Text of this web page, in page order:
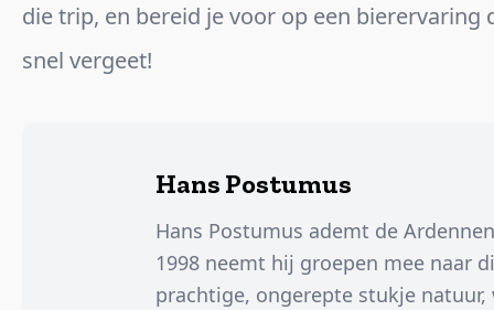
die trip, en bereid je voor op een bierervaring
snel vergeet!
Hans Postumus
Hans Postumus ademt de
1998 neemt hij groepen mee naar
prachtige, ongerepte stukje natuur,